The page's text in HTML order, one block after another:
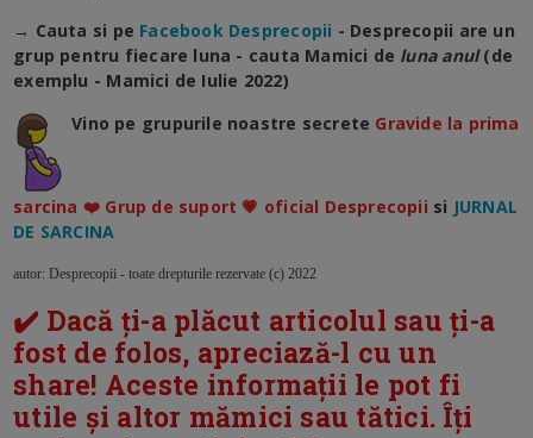
→ Cauta si pe Facebook Desprecopii - Desprecopii are un
grup pentru fiecare luna - cauta Mamici de luna anul (de
exemplu - Mamici de Iulie 2022)
Vino pe grupurile noastre secrete Gravide la prima
sarcina ❤️ Grup de suport 💗 oficial Desprecopii si JURNAL
DE SARCINA
autor: Desprecopii - toate drepturile rezervate (c) 2022
✔️ Dacă ți-a plăcut articolul sau ți-a
fost de folos, apreciază-l cu un
share! Aceste informații le pot fi
utile și altor mămici sau tătici. Îți